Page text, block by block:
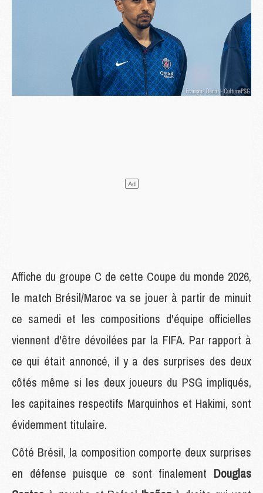
Affiche du groupe C de cette Coupe du monde 2026,
le match Brésil/Maroc va se jouer à partir de minuit
ce samedi et les compositions d'équipe officielles
viennent d'être dévoilées par la FIFA. Par rapport à
ce qui était annoncé, il y a des surprises des deux
côtés même si les deux joueurs du PSG impliqués,
les capitaines respectifs Marquinhos et Hakimi, sont
évidemment titulaire.
Côté Brésil, la composition comporte deux surprises
en défense puisque ce sont finalement Douglas